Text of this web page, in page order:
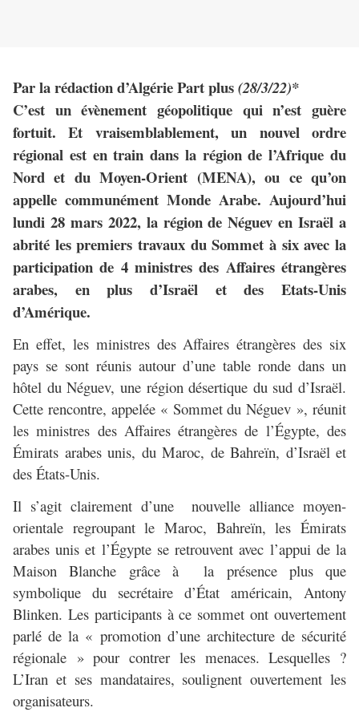
Par la rédaction d’Algérie Part plus(28/3/22)*
C’est un évènement géopolitique qui n’est guère
fortuit. Et vraisemblablement, un nouvel ordre
régional est en train dans la région de l’Afrique du
Nord et du Moyen-Orient (MENA), ou ce qu’on
appelle communément Monde Arabe. Aujourd’hui
lundi 28 mars 2022, la région de Néguev en Israël a
abrité les premiers travaux du Sommet à six avec la
participation de 4 ministres des Affaires étrangères
arabes, en plus d’Israël et des Etats-Unis
d’Amérique.
En effet, les ministres des Affaires étrangères des six
pays se sont réunis autour d’une table ronde dans un
hôtel du Néguev, une région désertique du sud d’Israël.
Cette rencontre, appelée « Sommet du Néguev », réunit
les ministres des Affaires étrangères de l’Égypte, des
Émirats arabes unis, du Maroc, de Bahreïn, d’Israël et
des États-Unis.
Il s’agit clairement d’une nouvelle alliance moyen-
orientale regroupant le Maroc, Bahreïn, les Émirats
arabes unis et l’Égypte se retrouvent avec l’appui de la
Maison Blanche grâce à la présence plus que
symbolique du secrétaire d’État américain, Antony
Blinken. Les participants à ce sommet ont ouvertement
parlé de la « promotion d’une architecture de sécurité
régionale » pour contrer les menaces. Lesquelles ?
L’Iran et ses mandataires, soulignent ouvertement les
organisateurs.